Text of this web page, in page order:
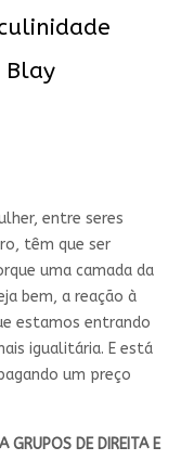
Blay
entre seres
têm que ser
uma camada da
bem, a reação à
estamos entrando
igualitária. E está
um preço
GRUPOS DE DIREITA E